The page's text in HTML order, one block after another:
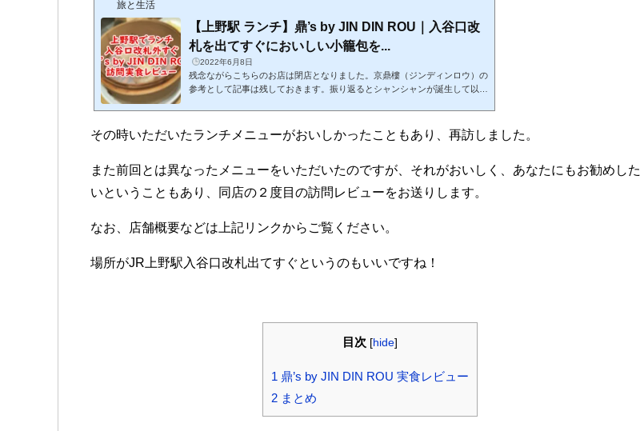
旅と生活
【上野駅 ランチ】鼎’s by JIN DIN ROU｜入谷口改
札を出てすぐにおいしい小籠包を...
2022年6月8日
残念ながらこちらのお店は閉店となりました。京鼎樓（ジンディンロウ）の
参考として記事は残しておきます。振り返るとシャンシャンが誕生して以来
た。 今回もその流れのひとつの記事になります。鼎’s by JIN DIN ROU 上野
店 店舗概要住所：東京都台東区上野7-1-1 JR上野駅入谷口改札外TEL：03
L.O.14:30）ディナー...
その時いただいたランチメニューがおいしかったこともあり、再訪しました。
また前回とは異なったメニューをいただいたのですが、それがおいしく、あなたにもお勧めした
いということもあり、同店の２度目の訪問レビューをお送りします。
なお、店舗概要などは上記リンクからご覧ください。
場所がJR上野駅入谷口改札出てすぐというのもいいですね！
目次 [hide]
1 鼎’s by JIN DIN ROU 実食レビュー
2まとめ